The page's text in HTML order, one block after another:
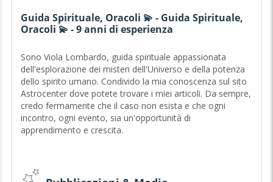
Guida Spirituale, Oracoli 💫 - Guida Spirituale,
Oracoli 💫 - 9 anni di esperienza
Sono Viola Lombardo, guida spirituale appassionata
dell'esplorazione dei misteri dell'Universo e della potenza
dello spirito umano. Condivido la mia conoscenza sul sito
Astrocenter dove potete trovare i miei articoli. Da sempre,
credo fermamente che il caso non esista e che ogni
incontro, ogni evento, sia un'opportunità di
apprendimento e crescita.
Il mio strumento preferito, l'Oracolo della Luce, mi
permette di immergermi nell'invisibile per illuminare il